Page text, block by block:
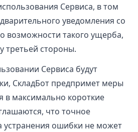
Сервиса, в том
уведомления со
возможности такого ущерба,
третьей стороны.
Сервиса будут
СкладБот предпримет меры
в максимально короткие
что точное
устранения ошибки не может